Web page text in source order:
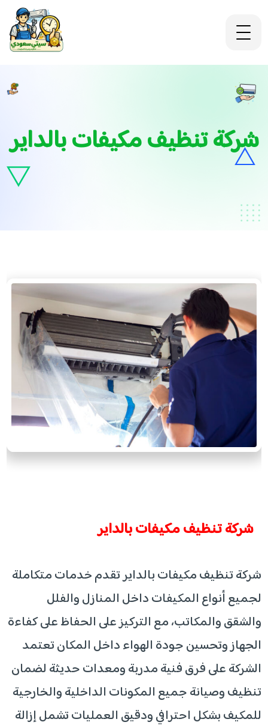
شركة تنظيف مكيفات بالداير
شركة تنظيف مكيفات بالداير
شركة تنظيف مكيفات بالداير تقدم خدمات متكاملة
لجميع أنواع المكيفات داخل المنازل والفلل
والشقق والمكاتب، مع التركيز على الحفاظ على كفاءة
الجهاز وتحسين جودة الهواء داخل المكان تعتمد
الشركة على فرق فنية مدربة ومعدات حديثة لضمان
تنظيف وصيانة جميع المكونات الداخلية والخارجية
للمكيف بشكل احترافي ودقيق العمليات تشمل إزالة